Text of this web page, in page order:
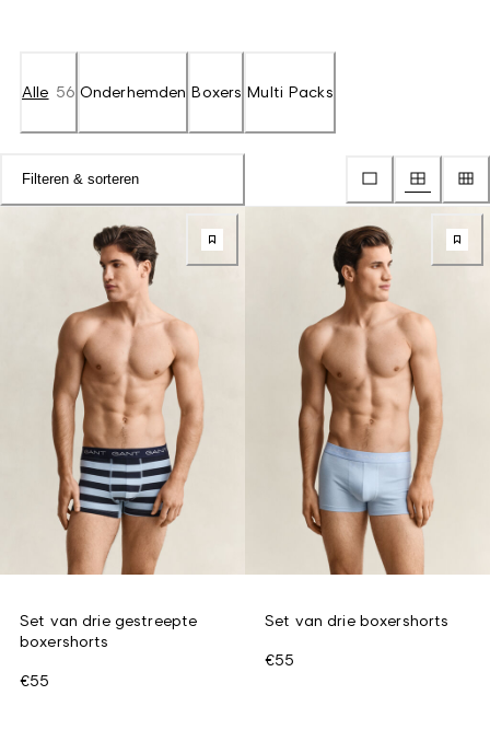
Alle 56 Onderhemden Boxers Multi Packs
Filteren & sorteren
Set van drie gestreepte
boxershorts
€55
Set van drie boxershorts
€55